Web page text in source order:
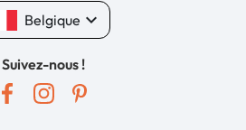
Belgique keyboard_arrow_down
Suivez-nous !